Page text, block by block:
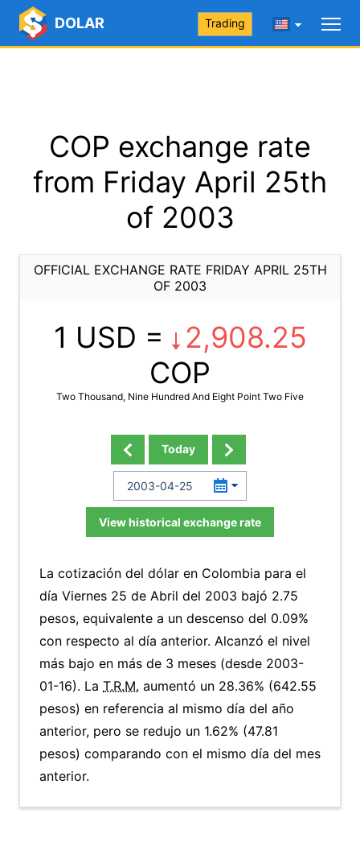
DOLAR Trading
COP exchange rate
from Friday April 25th
of 2003
OFFICIAL EXCHANGE RATE FRIDAY APRIL 25TH
OF 2003
1 USD =
2,908.25
COP
Two Thousand, Nine Hundred And Eight Point Two Five
Today
View historical exchange rate
La cotización del dólar en Colombia para el
día Viernes 25 de Abril del 2003 bajó 2.75
pesos, equivalente a un descenso del 0.09%
con respecto al día anterior. Alcanzó el nivel
más bajo en más de 3 meses (desde 2003-
01-16). La T.R.M. aumentó un 28.36% (642.55
pesos) en referencia al mismo día del año
anterior, pero se redujo un 1.62% (47.81
pesos) comparando con el mismo día del mes
anterior.